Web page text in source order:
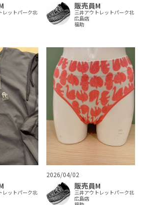
レットパーク北
販売員M
三井アウトレットパーク北
広島店
福助
レットパーク北
2026/04/02
販売員M
三井アウトレットパーク北
広島店